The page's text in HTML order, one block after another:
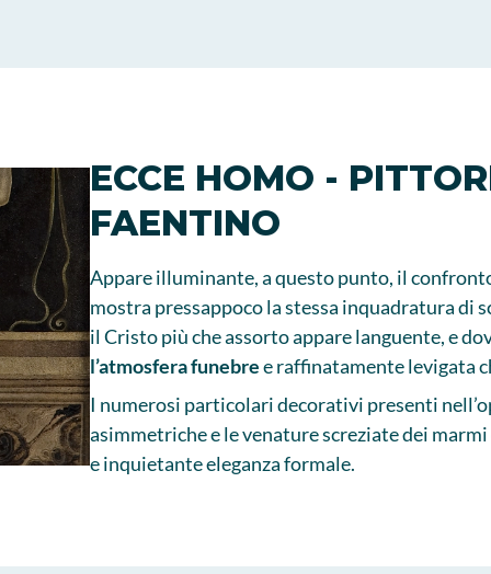
ECCE HOMO -
FAENTINO
Appare illuminante, a questo punto, il
mostra pressappoco la stessa inquadratura di
il Cristo più che assorto appare languente, e
l’atmosfera funebree raffinatamente levigata
I numerosi particolari decorativi presenti
asimmetriche e le venature screziate dei
e inquietante eleganza formale.